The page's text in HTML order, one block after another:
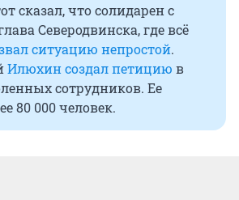
сказал, что солидарен с
Северодвинска, где всё
ситуацию непростой.
Илюхин создал петицию в
сотрудников. Ее
80 000 человек.